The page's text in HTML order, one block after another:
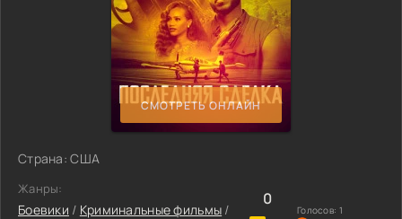
СМОТРЕТЬ ОНЛАЙН
Страна: США
Жанры:
Боевики / Криминальные фильмы /
0
Голосов: 1